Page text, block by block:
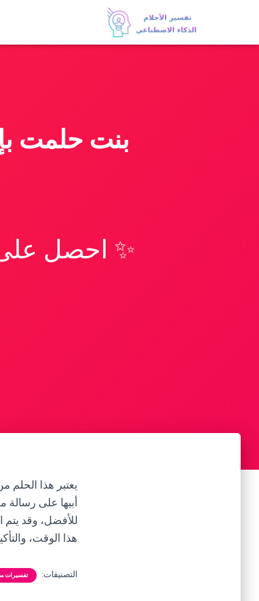
بنت حلمت
✨ احصل
يعتبر هذا الحلم
أبيها على
للأفضل، وقد يتم
هذا الوقت،
التصنيفات: تفسيرات